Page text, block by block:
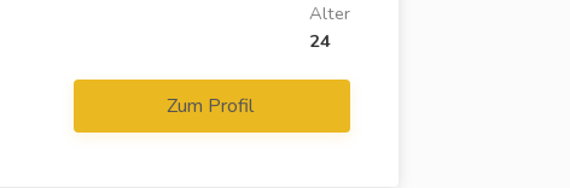
Alter
24
Zum Profil